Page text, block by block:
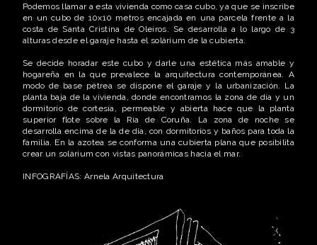
Podemos llamar a esta vivienda como casa cubo, ya que se inscribe
en un cubo de 10x10 metros encajada en una parcela frente a la
costa de Santa Cristina de Oleiros. Se desarrolla a lo largo de 3
alturas desde el garaje hasta el solárium de la cubierta.
Se decide horadar este cubo y darle una estética más amable y
hogareña en la que prevalece la arquitectura contemporánea. A
modo de base pétrea se dispone el garaje y la urbanización. La
planta baja de la vivienda, donde encontramos la zona de día y un
dormitorio de cortesía, permeable y abierta hace que la planta
superior flote sobre la Ría de Coruña. La zona de noche se
desarrolla encima de la de día, con dormitorios y baños para toda la
familia. En la azotea se conforma una cubierta plana que posibilita
crear un solárium con vistas panorámicas hacia el mar.
INFOGRAFÍAS: Arnela Arquitectura